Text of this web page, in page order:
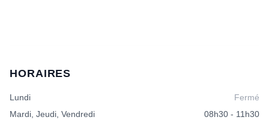
choisies
page
HORAIRES
Lundi
Fermé
Mardi, Jeudi, Vendredi
08h30 - 11h30